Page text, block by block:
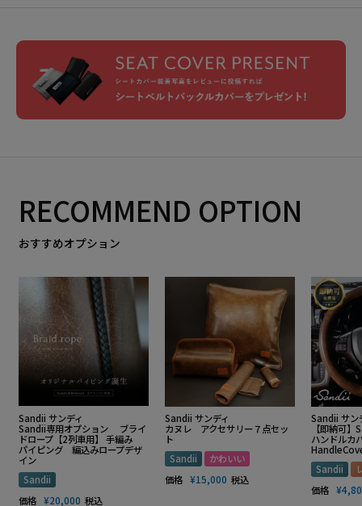
RECOMMEND OPTION
おすすめオプション
Sandii サンディ
Sandii専用オプション ブライ
ドロープ【2列車用】 手編み
パイピング 編込みロープデザ
イン
Sandii
価格 ¥20,000 税込
Sandii サンディ
カヌレ アクセサリー７点セッ
ト
Sandii
かわいい
価格 ¥15,000 税込
Sandii サン
【即納可
ハンドルカ
Sandii
価格 ¥